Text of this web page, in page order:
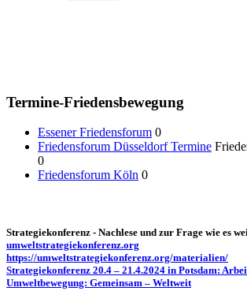
Termine-Friedensbewegung
Essener Friedensforum 0
Friedensforum Düsseldorf Termine
0
Friedensforum Köln 0
Strategiekonferenz - Nachlese und zur Frage wie es
umweltstrategiekonferenz.org
https://umweltstrategiekonferenz.org/materialien/
Strategiekonferenz 20.4 – 21.4.2024 in Potsdam:
Umweltbewegung: Gemeinsam – Weltweit